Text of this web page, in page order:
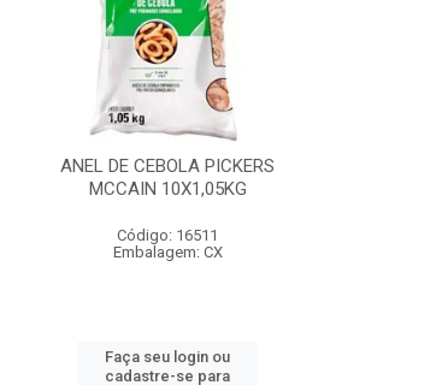
ANEL DE CEBOLA PICKERS
MCCAIN 10X1,05KG
Código: 16511
Embalagem: CX
Faça seu login ou
cadastre-se para